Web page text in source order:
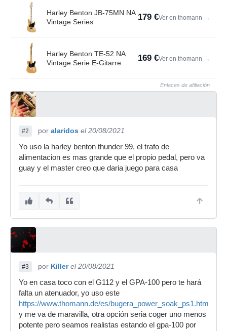
Harley Benton JB-75MN NA
Vintage Series
179 €Ver en thomann →
Harley Benton TE-52 NA
Vintage Serie E-Gitarre
169 €Ver en thomann →
Enlaces de afiliación
#2 por alaridos el 20/08/2021
Yo uso la harley benton thunder 99, el trafo de
alimentacion es mas grande que el propio pedal, pero va
guay y el master creo que daria juego para casa
#3 por Killer el 20/08/2021
Yo en casa toco con el G112 y el GPA-100 pero te hará
falta un atenuador, yo uso este
https://www.thomann.de/es/bugera_power_soak_ps1.htm
y me va de maravilla, otra opción seria coger uno menos
potente pero seamos realistas estando el gpa-100 por